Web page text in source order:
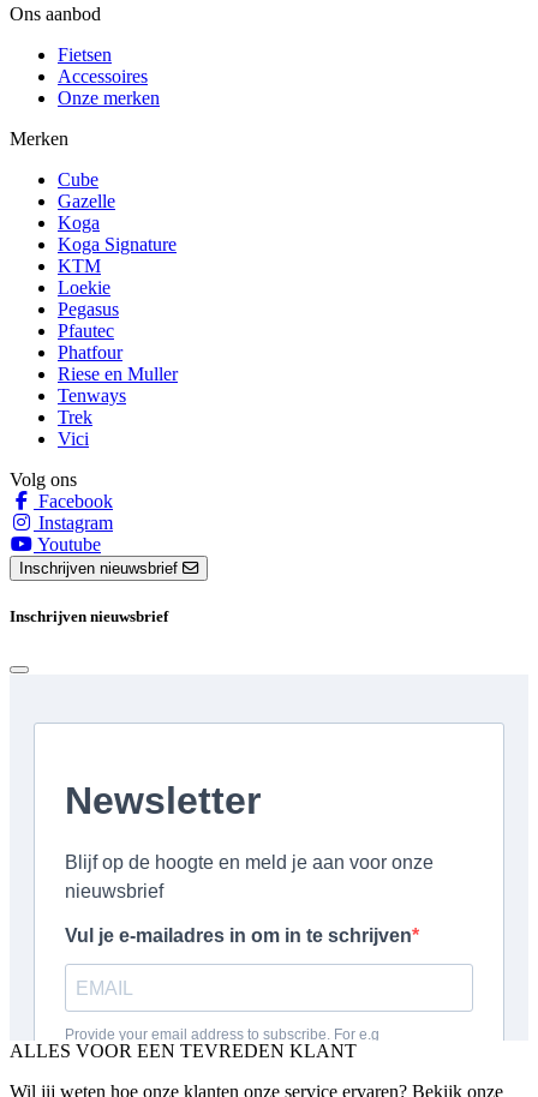
Ons aanbod
Fietsen
Accessoires
Onze merken
Merken
Cube
Gazelle
Koga
Koga Signature
KTM
Loekie
Pegasus
Pfautec
Phatfour
Riese en Muller
Tenways
Trek
Vici
Volg ons
Facebook
Instagram
Youtube
Inschrijven nieuwsbrief
Inschrijven nieuwsbrief
ALLES VOOR EEN TEVREDEN KLANT
Wil jij weten hoe onze klanten onze service ervaren? Bekijk onze